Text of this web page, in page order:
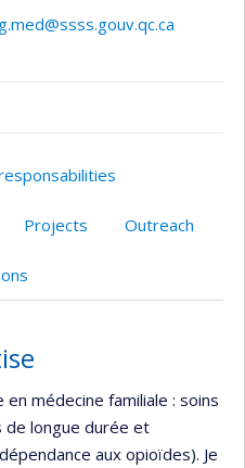
Projects Outreach
en médecine familiale : soins
de longue durée et
aux opioïdes). Je